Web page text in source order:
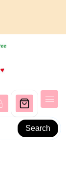
Search